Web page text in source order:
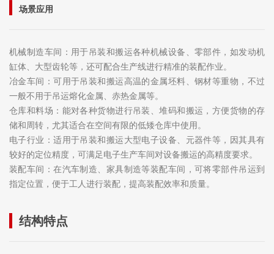
场景应用
机械制造车间：用于吊装和搬运各种机械设备、零部件，如发动机
缸体、大型齿轮等，还可配合生产线进行精准的装配作业。
冶金车间：可用于吊装和搬运高温的金属坯料、钢材等重物，不过
一般不用于吊运熔化金属、赤热金属等。
仓库和料场：能对各种货物进行吊装、堆码和搬运，方便货物的存
储和周转，尤其适合在空间有限的低矮仓库中使用。
电子行业：适用于吊装和搬运大型电子设备、元器件等，因其具有
较好的定位精度，可满足电子生产车间对设备搬运的高精度要求。
装配车间：在汽车制造、家具制造等装配车间，可将零部件吊运到
指定位置，便于工人进行装配，提高装配效率和质量。
结构特点